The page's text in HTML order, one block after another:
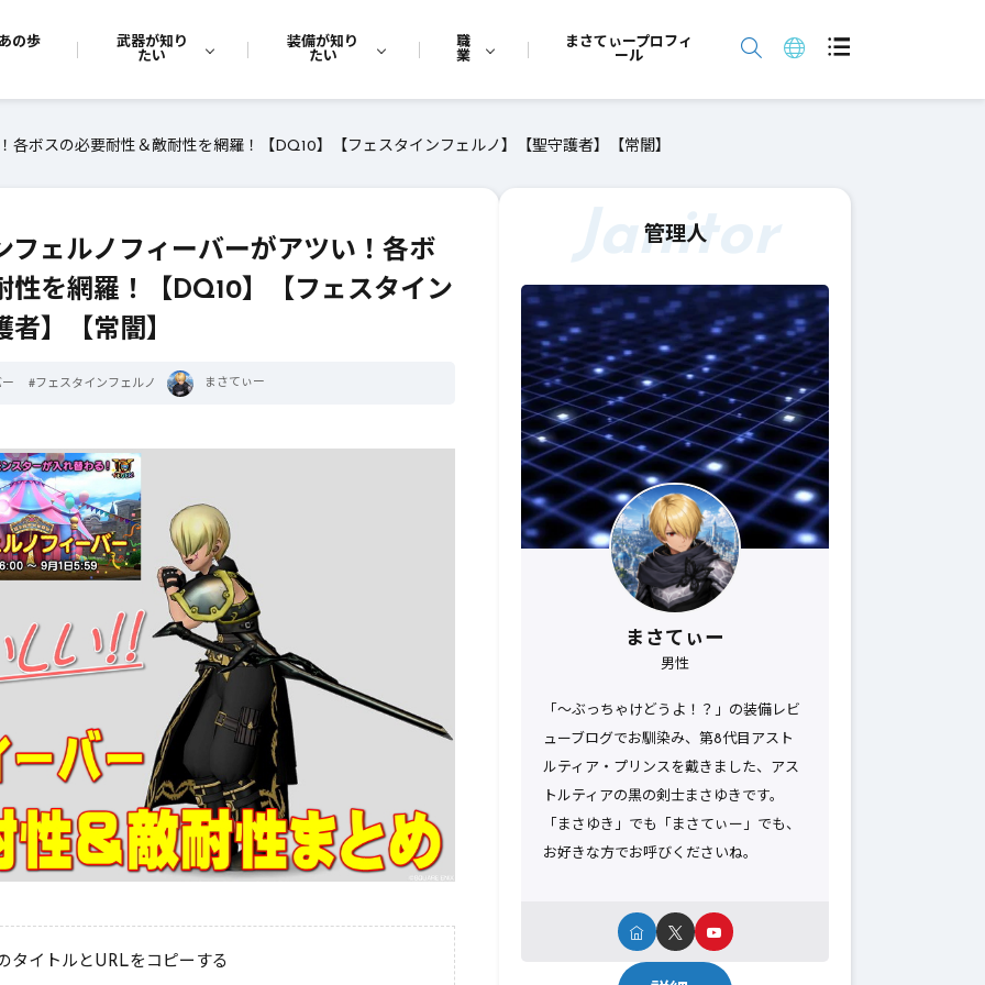
の歩
武器が知り
たい
装備が知り
たい
職
業
まさてぃープロフィ
ール
各ボスの必要耐性＆敵耐性を網羅！【DQ10】【フェスタインフェルノ】【聖守護者】【常闇】
フェルノフィーバーがアツい！各ボ
性を網羅！【DQ10】【フェスタイン
】【常闇】
# フェスタインフェルノ まさてぃー
タイトルとURLをコピーする
管理人
Janitor
まさてぃー
男性
「～ぶっちゃけどうよ！？」の装備レビ
ューブログでお馴染み、第8代目アスト
ルティア・プリンスを戴きました、アス
トルティアの黒の剣士まさゆきです。
「まさゆき」でも「まさてぃー」でも、
お好きな方でお呼びくださいね。